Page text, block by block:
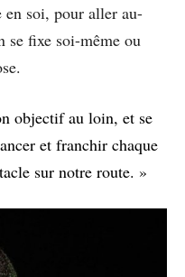
en soi, pour aller au-
se fixe soi-même ou
objectif au loin, et se
et franchir chaque
sur notre route. »